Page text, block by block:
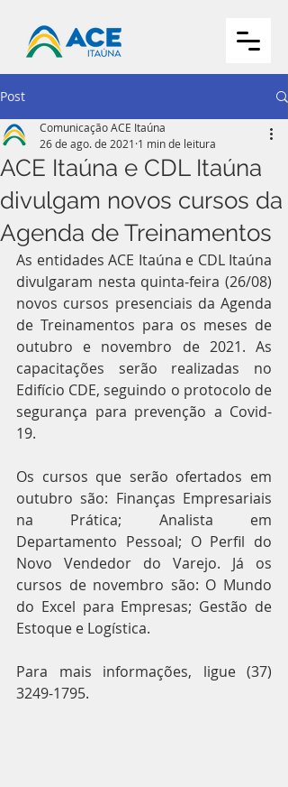
Post
ACE Itaúna e CDL Itaúna
divulgam novos cursos da
Agenda de Treinamentos
Comunicação ACE Itaúna
26 de ago. de 2021 1 min de leitura
As entidades ACE Itaúna e CDL Itaúna
divulgaram nesta quinta-feira (26/08)
novos cursos presenciais da Agenda
de Treinamentos para os meses de
outubro e novembro de 2021. As
capacitações serão realizadas no
Edifício CDE, seguindo o protocolo de
segurança para prevenção a Covid-
19.
Os cursos que serão ofertados em
outubro são: Finanças Empresariais
na Prática; Analista em
Departamento Pessoal; O Perfil do
Novo Vendedor do Varejo. Já os
cursos de novembro são: O Mundo
do Excel para Empresas; Gestão de
Estoque e Logística.
Para mais informações, ligue (37)
3249-1795.